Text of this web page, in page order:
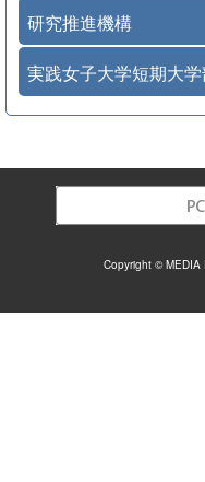
研究推進機構
実践女子大学短期大
Copyright © MEDIA